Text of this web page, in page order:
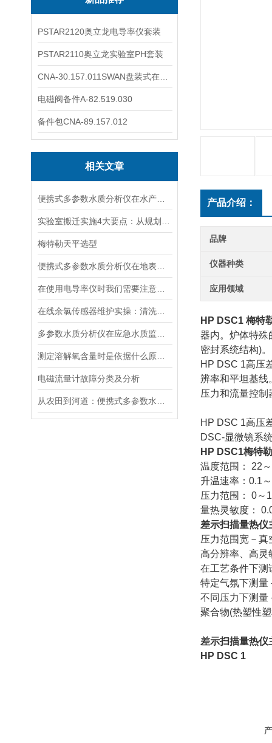
PSTAR2120奥立龙电导率仪套装
PSTAR2110奥立龙实验室PH套装
电磁阀备件A-82.519.030
备件包CNA-89.157.012
相关文章
梅特勒天平选型
电磁流量计故障分类及分析
产品介绍：
品牌
仪器种类
应用领域
HP DSC1 梅特
器内。炉体特殊
密封系统结构)。
HP DSC 1高压
辨率和平坦基线
压力和流量控制
HP DSC 1高压
DSC-显微镜系
HP DSC1梅特
温度范围： 22
升温速率：0.1
压力范围： 0～
量热灵敏度：
差示扫描量热仪
压力范围宽－真
高分辨率、高灵
在工艺条件下测
特定气氛下测量
不同压力下测量
聚合物(热塑性
差示扫描量热仪
HP DSC 1